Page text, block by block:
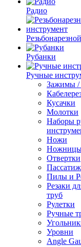
Радио
Рубанки
Ручные
Зажимы /
Кусачки
Молотки
Наборы
Ножи
Отвертки
Пилы и
Резаки
труб
Рулетки
Ручные
Уровни
Angle